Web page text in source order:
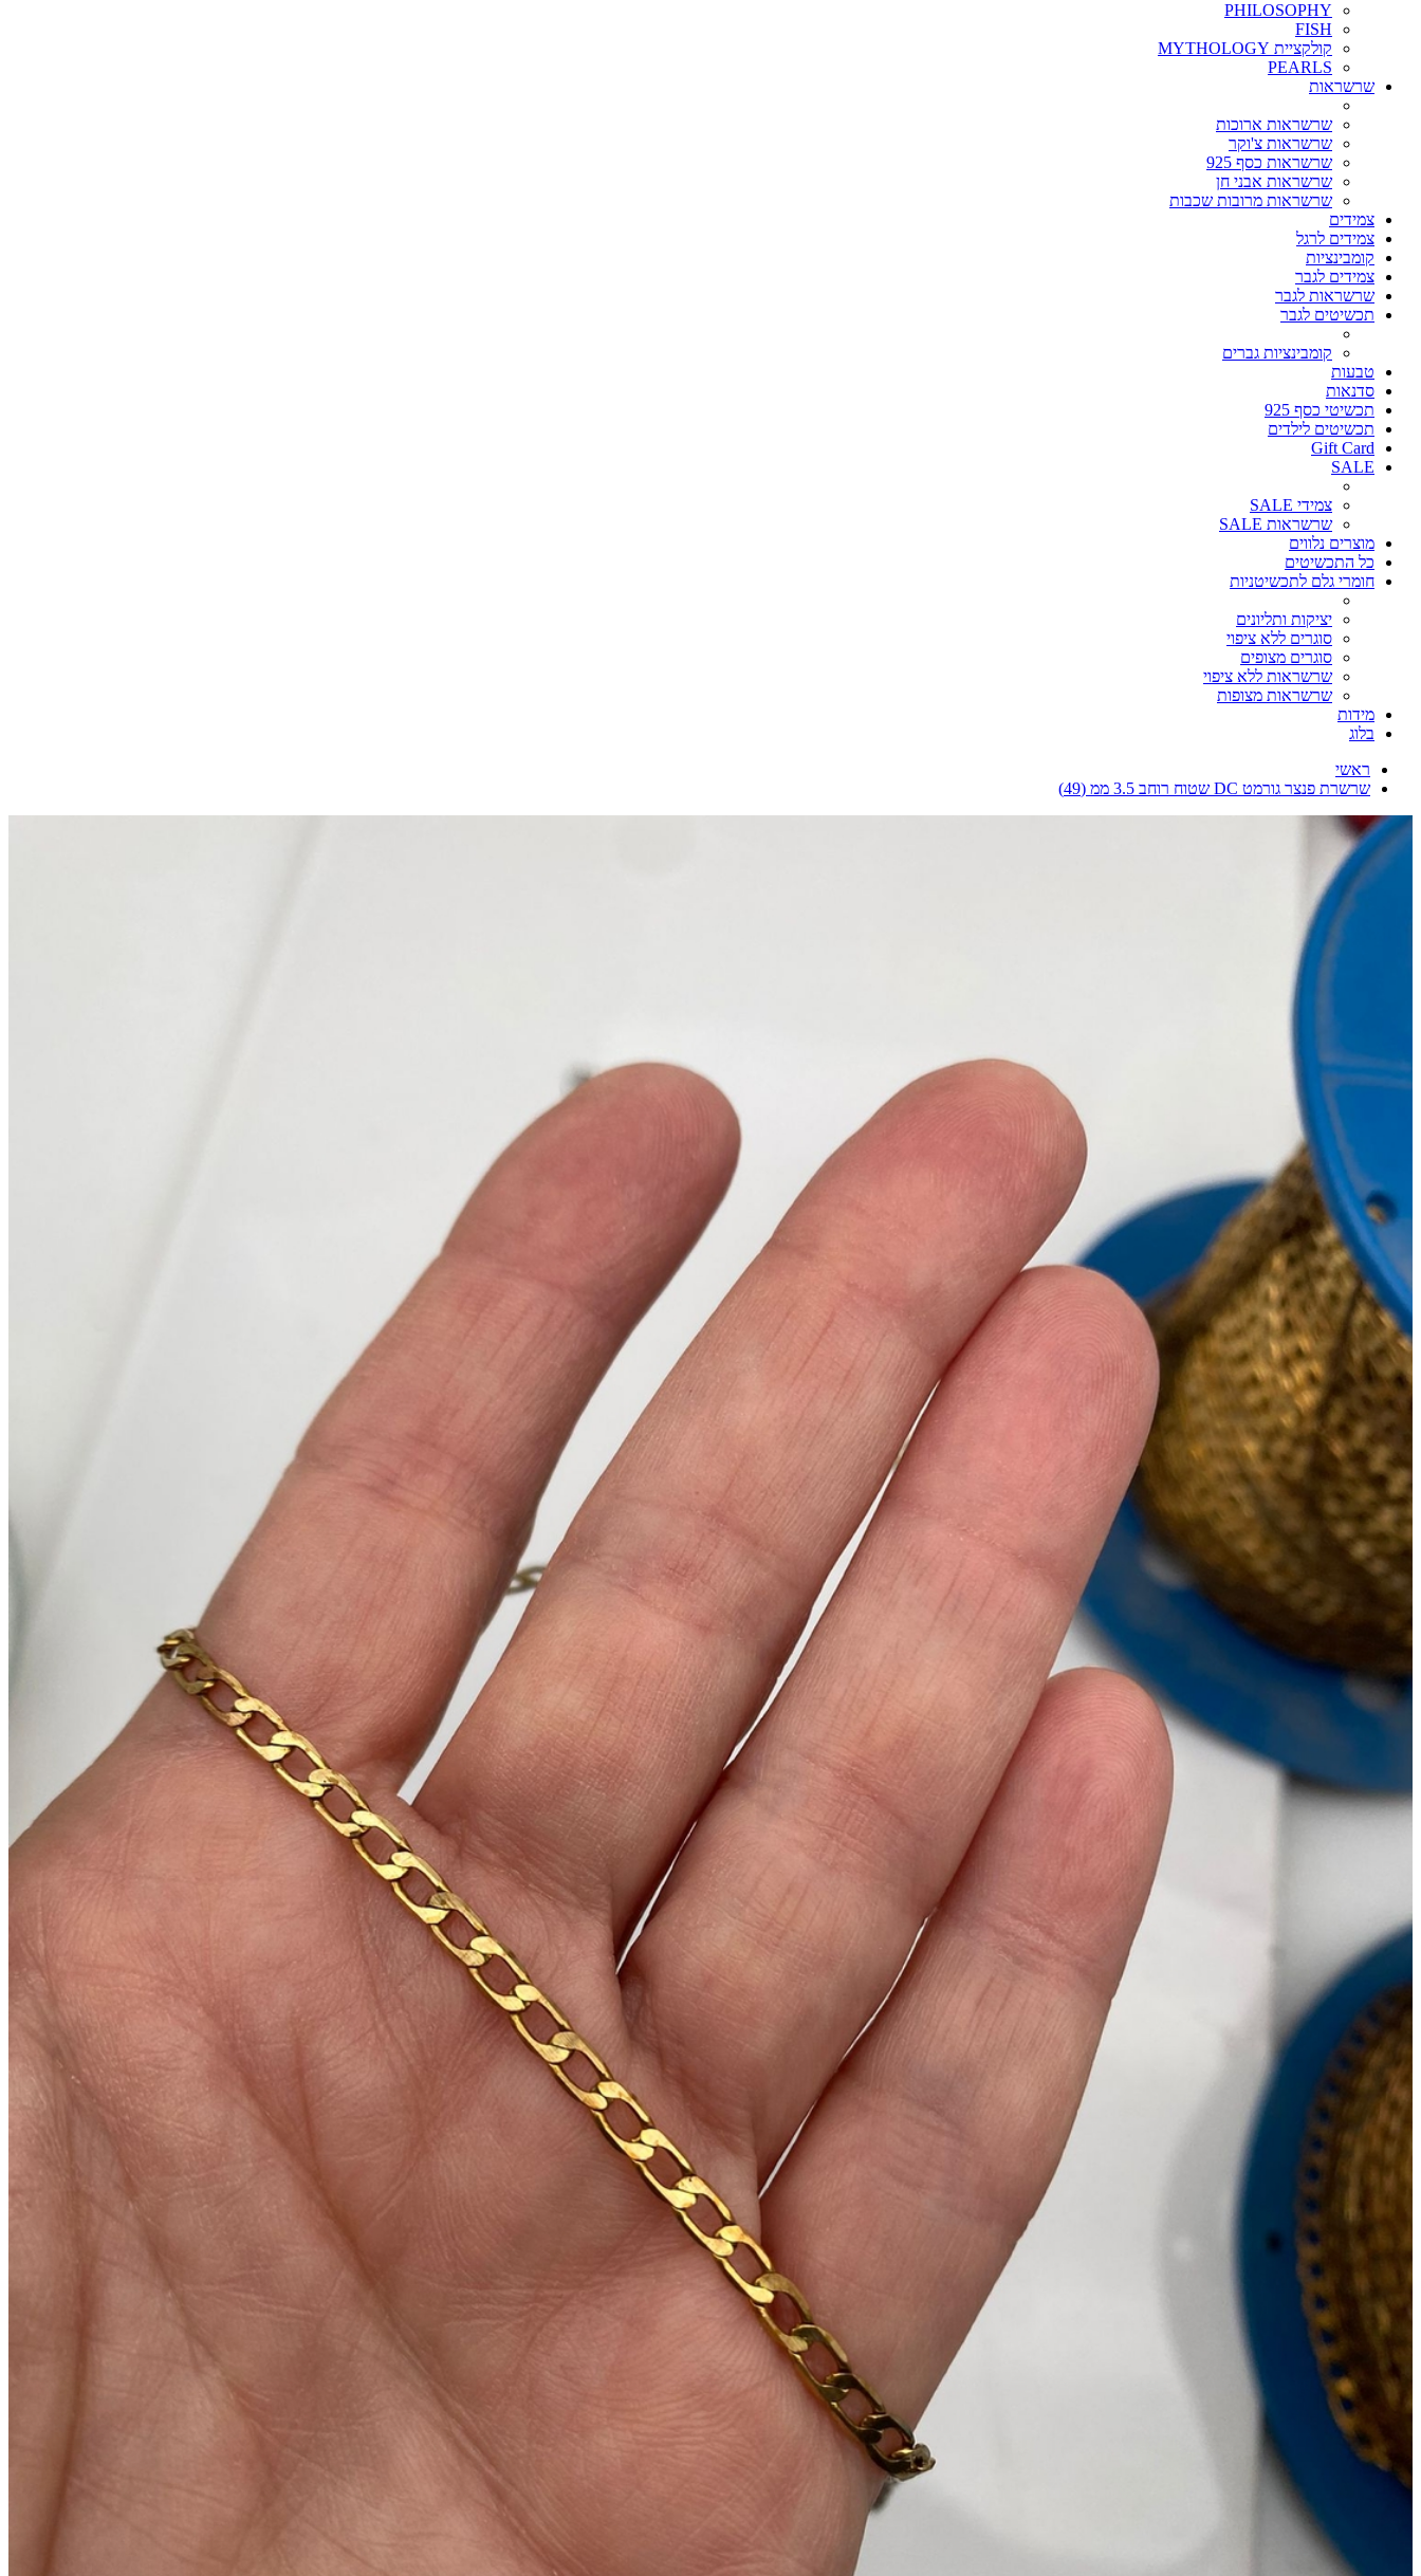
PHILOSOPHY
FISH
קולקציית MYTHOLOGY
PEARLS
שרשראות
שרשראות ארוכות
שרשראות צ'וקר
שרשראות כסף 925
שרשראות אבני חן
שרשראות מרובות שכבות
צמידים
צמידים לרגל
קומבינציות
צמידים לגבר
שרשראות לגבר
תכשיטים לגבר
קומבינציות גברים
טבעות
סדנאות
תכשיטי כסף 925
תכשיטים לילדים
Gift Card
SALE
צמידי SALE
שרשראות SALE
מוצרים נלווים
כל התכשיטים
חומרי גלם לתכשיטניות
יציקות ותליונים
סוגרים ללא ציפוי
סוגרים מצופים
שרשראות ללא ציפוי
שרשראות מצופות
מידות
בלוג
ראשי
שרשרת פנצר גורמט DC שטוח רוחב 3.5 ממ (49)